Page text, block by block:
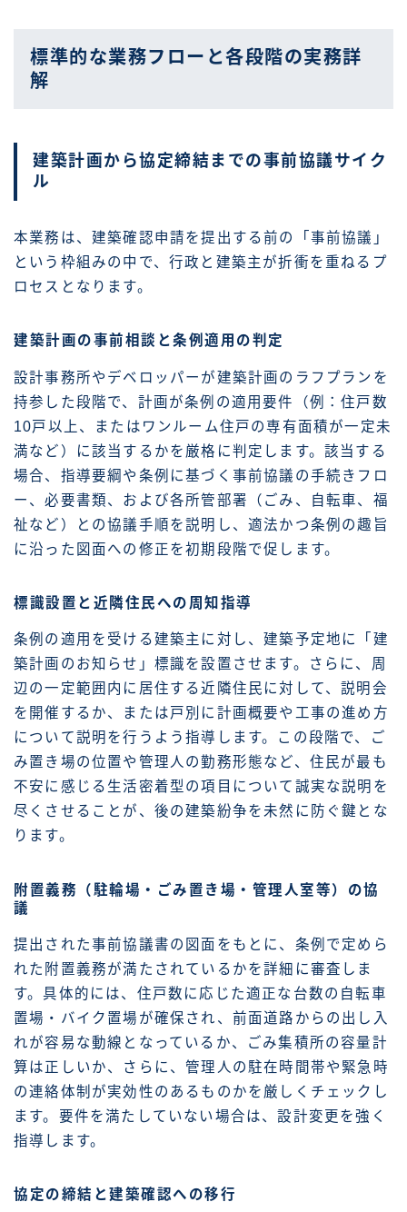
標準的な業務フローと各段階の実務詳
解
建築計画から協定締結までの事前協議サイク
ル
本業務は、建築確認申請を提出する前の「事前協議」
という枠組みの中で、行政と建築主が折衝を重ねるプ
ロセスとなります。
建築計画の事前相談と条例適用の判定
設計事務所やデベロッパーが建築計画のラフプランを
持参した段階で、計画が条例の適用要件（例：住戸数
10戸以上、またはワンルーム住戸の専有面積が一定未
満など）に該当するかを厳格に判定します。該当する
場合、指導要綱や条例に基づく事前協議の手続きフロ
ー、必要書類、および各所管部署（ごみ、自転車、福
祉など）との協議手順を説明し、適法かつ条例の趣旨
に沿った図面への修正を初期段階で促します。
標識設置と近隣住民への周知指導
条例の適用を受ける建築主に対し、建築予定地に「建
築計画のお知らせ」標識を設置させます。さらに、周
辺の一定範囲内に居住する近隣住民に対して、説明会
を開催するか、または戸別に計画概要や工事の進め方
について説明を行うよう指導します。この段階で、ご
み置き場の位置や管理人の勤務形態など、住民が最も
不安に感じる生活密着型の項目について誠実な説明を
尽くさせることが、後の建築紛争を未然に防ぐ鍵とな
ります。
附置義務（駐輪場・ごみ置き場・管理人室等）の協
議
提出された事前協議書の図面をもとに、条例で定めら
れた附置義務が満たされているかを詳細に審査しま
す。具体的には、住戸数に応じた適正な台数の自転車
置場・バイク置場が確保され、前面道路からの出し入
れが容易な動線となっているか、ごみ集積所の容量計
算は正しいか、さらに、管理人の駐在時間帯や緊急時
の連絡体制が実効性のあるものかを厳しくチェックし
ます。要件を満たしていない場合は、設計変更を強く
指導します。
協定の締結と建築確認への移行